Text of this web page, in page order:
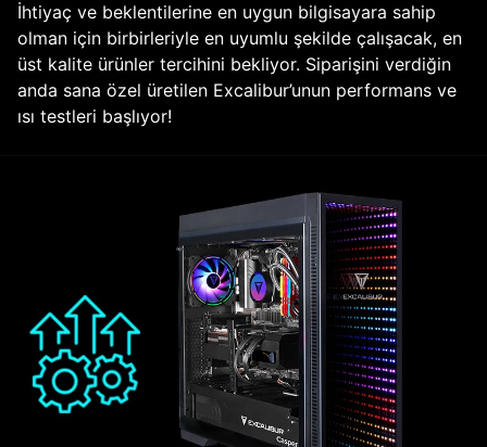
İhtiyaç ve beklentilerine en uygun bilgisayara sahip
olman için birbirleriyle en uyumlu şekilde çalışacak, en
üst kalite ürünler tercihini bekliyor. Siparişini verdiğin
anda sana özel üretilen Excalibur’unun performans ve
ısı testleri başlıyor!